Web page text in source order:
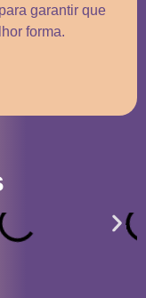
garantir que
forma.